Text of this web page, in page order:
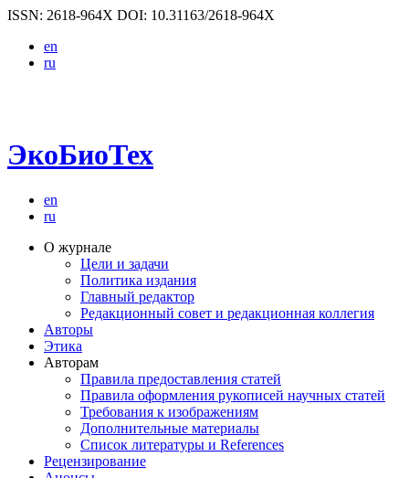
ISSN: 2618-964X DOI: 10.31163/2618-964X
en
ru
ЭкоБиоТех
en
ru
О журнале
Цели и задачи
Политика издания
Главный редактор
Редакционный совет и редакционная коллегия
Авторы
Этика
Авторам
Правила предоставления статей
Правила оформления рукописей научных статей
Требования к изображениям
Дополнительные материалы
Список литературы и References
Рецензирование